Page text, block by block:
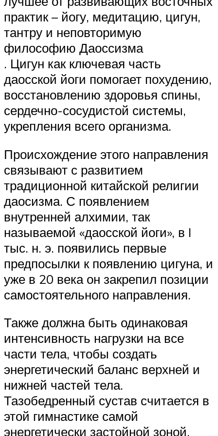
практик – йогу, медитацию, цигун,
тантру и неповторимую
философию Даоссизма
. Цигун как ключевая часть
даосской йоги помогает похудению,
восстановлению здоровья спины,
сердечно-сосудистой системы,
укрепления всего организма.
Происхождение этого направления
связывают с развитием
традиционной китайской религии
даосизма. С появлением
внутренней алхимии, так
называемой «даосской йоги», в I
тыс. н. э. появились первые
предпосылки к появлению цигуна, и
уже в 20 века он закрепил позиции
самостоятельного направления.
Также должна быть одинаковая
интенсивность нагрузки на все
части тела, чтобы создать
энергетический баланс верхней и
нижней частей тела.
Тазобедренный сустав считается в
этой гимнастике самой
энергетически застойной зоной,